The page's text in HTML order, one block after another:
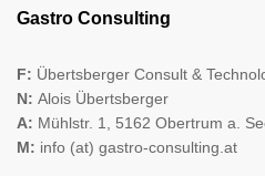
Gastro Consulting
F: Übertsberger Consult &
N: Alois Übertsberger
A: Mühlstr. 1, 5162 Obertrum a.
M: info (at) gastro-consulting.at